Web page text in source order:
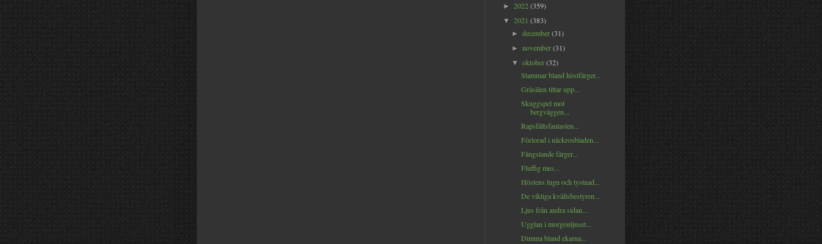
► 2022(359)
▼ 2021 (383)
►december(31)
►november(31)
▼oktober(32)
Stammar bland höstfärger...
Gråsälen tittar upp...
Skuggspel mot
bergväggen...
Rapsfältsfantasten...
Förlorad i näckrosbladen...
Fängslande färger...
Fluffig mes...
Höstens lugn och tystnad...
De viktiga kvällsbestyren...
Ljus från andra sidan...
Ugglan i morgonljuset...
Dimma bland ekarna...